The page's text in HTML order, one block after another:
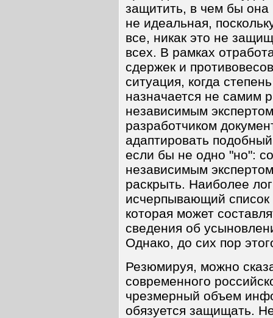
защитить, в чем бы она
не идеальная,
все, никак это не
всех. В рамках
сдержек и
ситуация, когда
назначается не самим
независимым
разработчиком
адаптировать
если бы не одно "но":
независимым
раскрыть. Наиболее
исчерпывающий
которая может
сведения об
Однако, до сих пор
Резюмируя, можно
современного
чрезмерный объем
обязуется защищать.